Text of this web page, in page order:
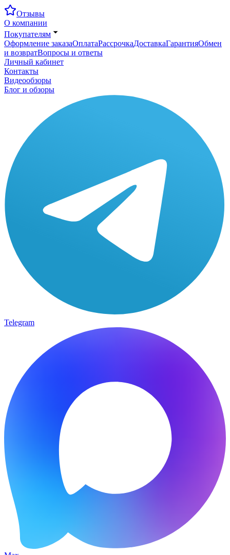
Отзывы
О компании
Покупателям
Оформление заказаОплатаРассрочкаДоставкаГарантияОбмен
и возвратВопросы и ответы
Личный кабинет
Контакты
Видеообзоры
Блог и обзоры
Telegram